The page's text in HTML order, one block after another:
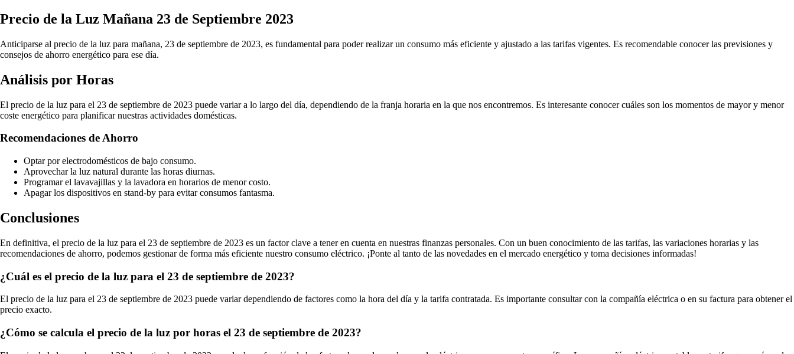
Precio de la Luz Mañana 23 de Septiembre 2023
Anticiparse al precio de la luz para mañana, 23 de septiembre de 2023, es fundamental para poder realizar un consumo más eficiente y ajustado a las tarifas vigentes. Es recomendable conocer las previsiones y
consejos de ahorro energético para ese día.
Análisis por Horas
El precio de la luz para el 23 de septiembre de 2023 puede variar a lo largo del día, dependiendo de la franja horaria en la que nos encontremos. Es interesante conocer cuáles son los momentos de mayor y menor
coste energético para planificar nuestras actividades domésticas.
Recomendaciones de Ahorro
Optar por electrodomésticos de bajo consumo.
Aprovechar la luz natural durante las horas diurnas.
Programar el lavavajillas y la lavadora en horarios de menor costo.
Apagar los dispositivos en stand-by para evitar consumos fantasma.
Conclusiones
En definitiva, el precio de la luz para el 23 de septiembre de 2023 es un factor clave a tener en cuenta en nuestras finanzas personales. Con un buen conocimiento de las tarifas, las variaciones horarias y las
recomendaciones de ahorro, podemos gestionar de forma más eficiente nuestro consumo eléctrico. ¡Ponte al tanto de las novedades en el mercado energético y toma decisiones informadas!
¿Cuál es el precio de la luz para el 23 de septiembre de 2023?
El precio de la luz para el 23 de septiembre de 2023 puede variar dependiendo de factores como la hora del día y la tarifa contratada. Es importante consultar con la compañía eléctrica o en su factura para obtener el
precio exacto.
¿Cómo se calcula el precio de la luz por horas el 23 de septiembre de 2023?